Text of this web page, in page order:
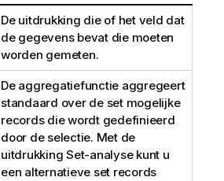
De uitdrukking die of het veld dat
de gegevens bevat die moeten
worden gemeten.
De aggregatiefunctie aggregeert
standaard over de set mogelijke
records die wordt gedefinieerd
door de selectie. Met de
uitdrukking Set-analyse kunt u
een alternatieve set records